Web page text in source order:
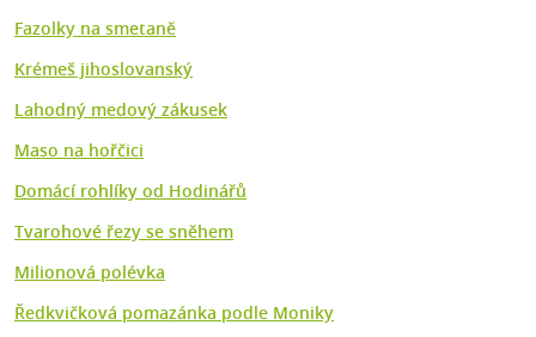
Fazolky na smetaně
Krémeš jihoslovanský
Lahodný medový zákusek
Maso na hořčici
Domácí rohlíky od Hodinářů
Tvarohové řezy se sněhem
Milionová polévka
Ředkvičková pomazánka podle Moniky